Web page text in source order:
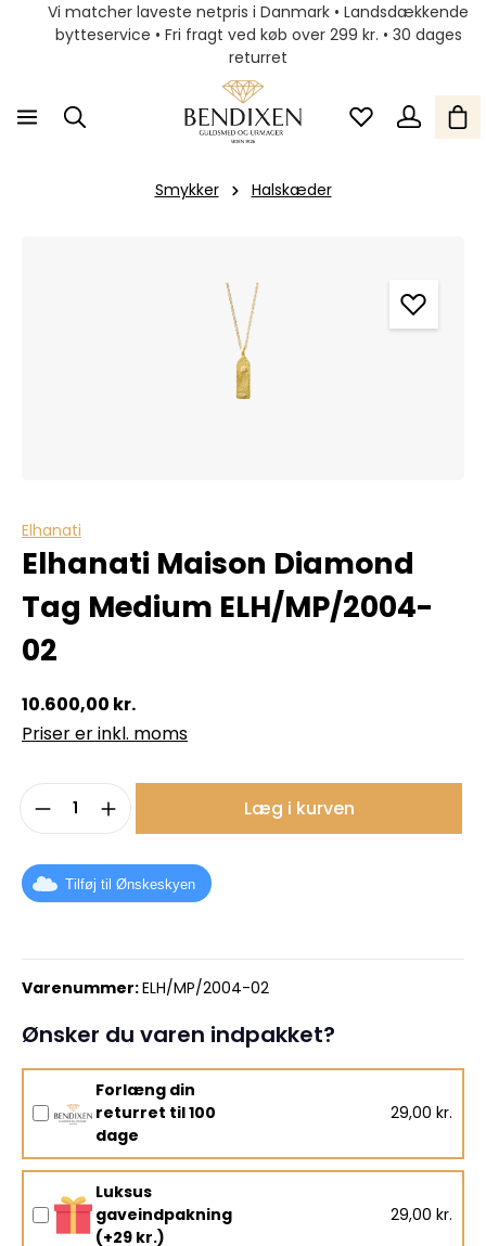
Vi matcher laveste netpris i Danmark • Landsdækkende
bytteservice • Fri fragt ved køb over 299 kr. • 30 dages
returret
Smykker Halskæder
Elhanati
Elhanati Maison Diamond
Tag Medium ELH/MP/2004-
02
10.600,00 kr.
Priser er inkl. moms
Produktmængde: Indtast det
Læg i kurven
Tilføj til Ønskeskyen
Varenummer:ELH/MP/2004-02
Ønsker du varen indpakket?
Forlæng din
returret til 100
dage
29,00 kr.
Luksus
gaveindpakning
(+29 kr.)
29,00 kr.